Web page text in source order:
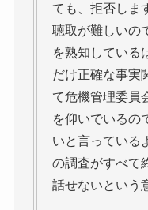
ても、拒否しま
聴取が難しいの
を熟知している
だけ正確な事実
て危機管理委員
を仰いでいるの
いと言っている
の調査がすべて
話せないという